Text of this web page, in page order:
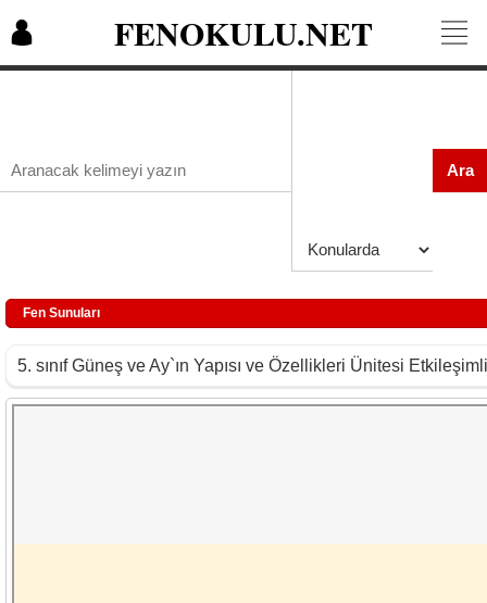
FENOKULU.NET
Ara
Fen Sunuları
5. sınıf Güneş ve Ay`ın Yapısı ve Özellikleri Ünitesi